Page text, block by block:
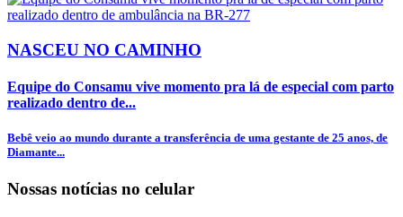
NASCEU NO CAMINHO
Equipe do Consamu vive momento pra lá de especial com parto
realizado dentro de...
Bebê veio ao mundo durante a transferência de uma gestante de 25 anos, de
Diamante...
Nossas notícias no celular